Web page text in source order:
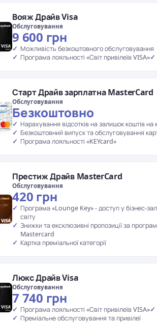
Вояж Драйв Visa
Обслуговування
9 600 грн
Можливість безкоштовного обслуговування
Програма лояльності «Світ привілеїв VISA»
Старт Драйв зарплатна MasterCard
Обслуговування
Безкоштовно
Нарахування відсотків на залишок коштів
Безкоштовний випуск та обслуговування
Програма лояльності «KEYcard»
Престиж Драйв MasterCard
Обслуговування
420 грн
Програма «Lounge Key» - доступ у бізнес-
світу
Знижки та ексклюзивні пропозиції за
Mastercard
Картка преміальної категорії
Люкс Драйв Visa
Обслуговування
7 740 грн
Програма лояльності «Світ привілеїв VISA»
Преміальне обслуговування та привілеї